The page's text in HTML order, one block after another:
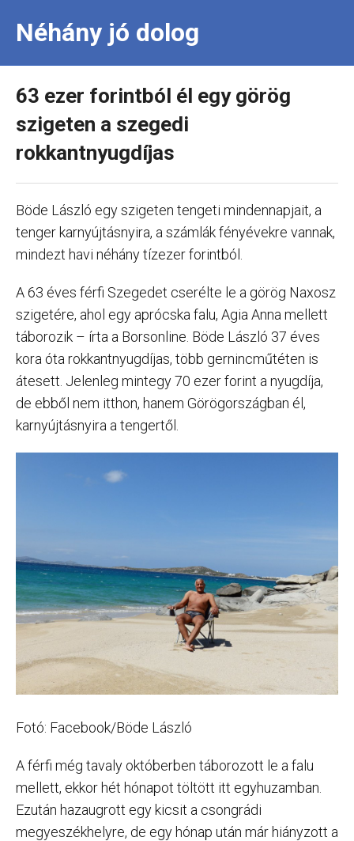
Néhány jó dolog
63 ezer forintból él egy görög
szigeten a szegedi
rokkantnyugdíjas
Böde László egy szigeten tengeti mindennapjait, a
tenger karnyújtásnyira, a számlák fényévekre vannak,
mindezt havi néhány tízezer forintból.
A 63 éves férfi Szegedet cserélte le a görög Naxosz
szigetére, ahol egy aprócska falu, Agia Anna mellett
táborozik – írta a Borsonline. Böde László 37 éves
kora óta rokkantnyugdíjas, több gernincműtéten is
átesett. Jelenleg mintegy 70 ezer forint a nyugdíja,
de ebből nem itthon, hanem Görögországban él,
karnyújtásnyira a tengertől.
Fotó: Facebook/Böde László
A férfi még tavaly októberben táborozott le a falu
mellett, ekkor hét hónapot töltött itt egyhuzamban.
Ezután hazaugrott egy kicsit a csongrádi
megyeszékhelyre, de egy hónap után már hiányzott a